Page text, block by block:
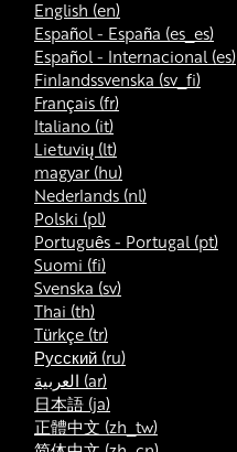
English ‎(en)‎
Español - España ‎(es_es)‎
Español - Internacional ‎(es)‎
Finlandssvenska ‎(sv_fi)‎
Français ‎(fr)‎
Italiano ‎(it)‎
Lietuvių ‎(lt)‎
magyar ‎(hu)‎
Nederlands ‎(nl)‎
Polski ‎(pl)‎
Português - Portugal ‎(pt)‎
Suomi ‎(fi)‎
Svenska ‎(sv)‎
Thai ‎(th)‎
Türkçe ‎(tr)‎
Русский ‎(ru)‎
العربية ‎(ar)‎
日本語 ‎(ja)‎
正體中文 ‎(zh_tw)‎